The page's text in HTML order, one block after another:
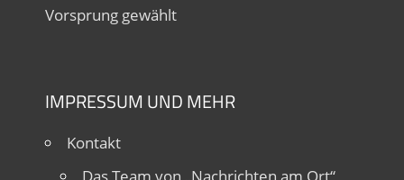
Vorsprung gewählt
IMPRESSUM UND MEHR
Kontakt